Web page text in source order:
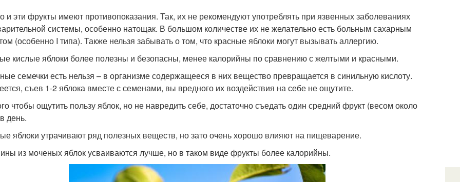
и эти фрукты имеют противопоказания. Так, их не рекомендуют употреблять при язвенных заболеваниях
системы, особенно натощак. В большом количестве их не желательно есть больным сахарным
(особенно I типа). Также нельзя забывать о том, что красные яблоки могут вызывать аллергию.
кислые яблоки более полезны и безопасны, менее калорийны по сравнению с желтыми и красными.
семечки есть нельзя – в организме содержащееся в них вещество превращается в синильную кислоту.
съев 1-2 яблока вместе с семенами, вы вредного их воздействия на себе не ощутите.
чтобы ощутить пользу яблок, но не навредить себе, достаточно съедать один средний фрукт (весом около
день.
яблоки утрачивают ряд полезных веществ, но зато очень хорошо влияют на пищеварение.
из моченых яблок усваиваются лучше, но в таком виде фрукты более калорийны.